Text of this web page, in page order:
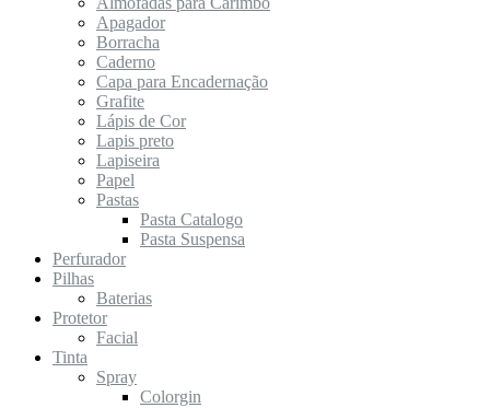
Apagador
Borracha
Caderno
Capa para Encadernação
Grafite
Lápis de Cor
Lapis preto
Lapiseira
Papel
Pastas
Pasta Catalogo
Pasta Suspensa
Perfurador
Pilhas
Baterias
Protetor
Facial
Tinta
Spray
Colorgin